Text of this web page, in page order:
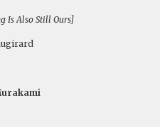
Is Also Still Ours]